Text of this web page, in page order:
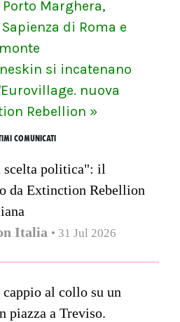
Marghera,
di Roma e
si incatenano
nuova
Rebellion »
COMUNICATI
scelta politica": il
da Extinction Rebellion
Italia • 31 Jul 2026
al collo su un
piazza a Treviso.